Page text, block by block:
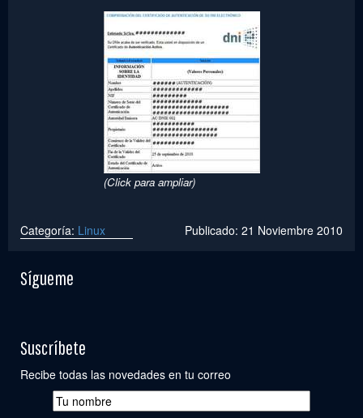
(Click para ampliar)
Categoría: Linux Publicado: 21 Noviembre 2010
Sígueme
Suscríbete
Recibe todas las novedades en tu correo